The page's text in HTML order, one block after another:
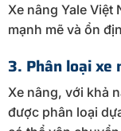
Xe nâng Yale Việt
mạnh mẽ và ổn
3. Phân loại
Xe nâng, với khả
được phân loại